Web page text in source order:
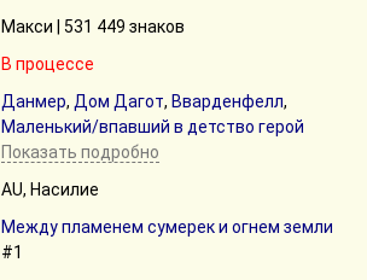
Макси | 531 449 знаков
В процессе
Данмер, Дом Дагот, Вварденфелл,
Маленький/впавший в детство герой
Показать подробно
AU, Насилие
Между пламенем сумерек и огнем земли
#1